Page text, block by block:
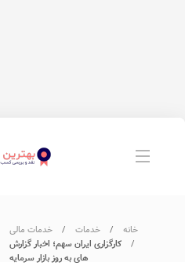
خانه خدمات
خدمات مالی
کارگزاری ایران سهم؛ اخبار گزارش
های به روز بازار سرمایه